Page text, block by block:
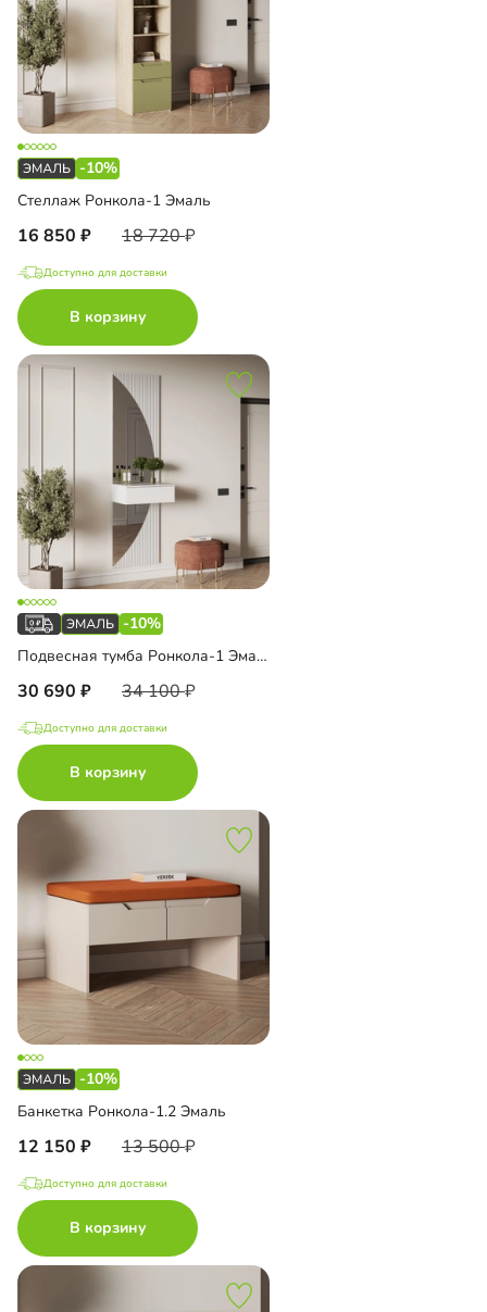
-10%
Стеллаж Ронкола-1 Эмаль
16 850 18 720
Доступно для доставки
В корзину
-10%
Подвесная тумба Ронкола-1 Эмаль с зеркалом
30 690 34 100
Доступно для доставки
В корзину
-10%
Банкетка Ронкола-1.2 Эмаль
12 150 13 500
Доступно для доставки
В корзину